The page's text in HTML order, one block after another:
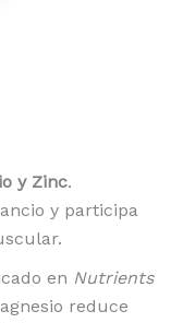
y Zinc.
y participa
en Nutrients
reduce